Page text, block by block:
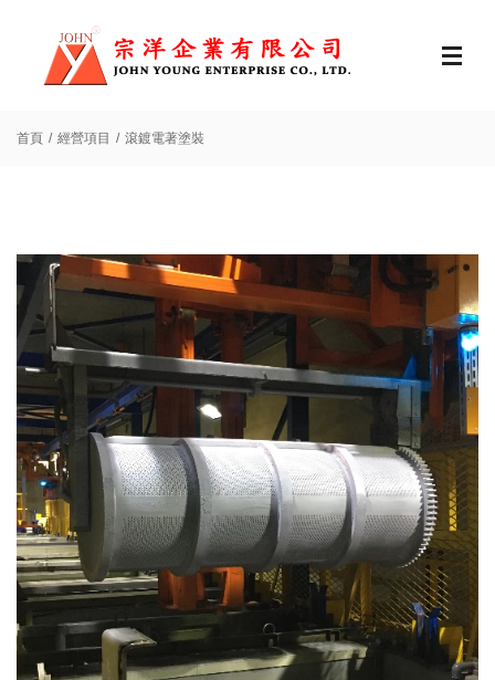
首頁 經營項目 滾鍍電著塗裝